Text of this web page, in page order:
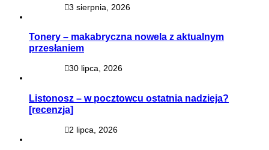
3 sierpnia, 2026
Tonery – makabryczna nowela z aktualnym
przesłaniem
30 lipca, 2026
Listonosz – w pocztowcu ostatnia nadzieja?
[recenzja]
2 lipca, 2026